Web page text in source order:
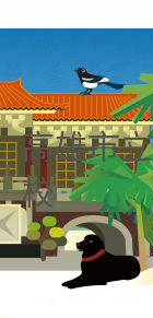
高雄市
校